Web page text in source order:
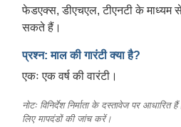
फेडएक्स, डीएचएल, टीएनटी के माध्यम
सकते हैं।
प्रश्न: माल की गारंटी क्या है?
एकः एक वर्ष की वारंटी।
नोटः विनिर्देश निर्माता के दस्तावेज पर
लिए मापदंडों की जांच करें।